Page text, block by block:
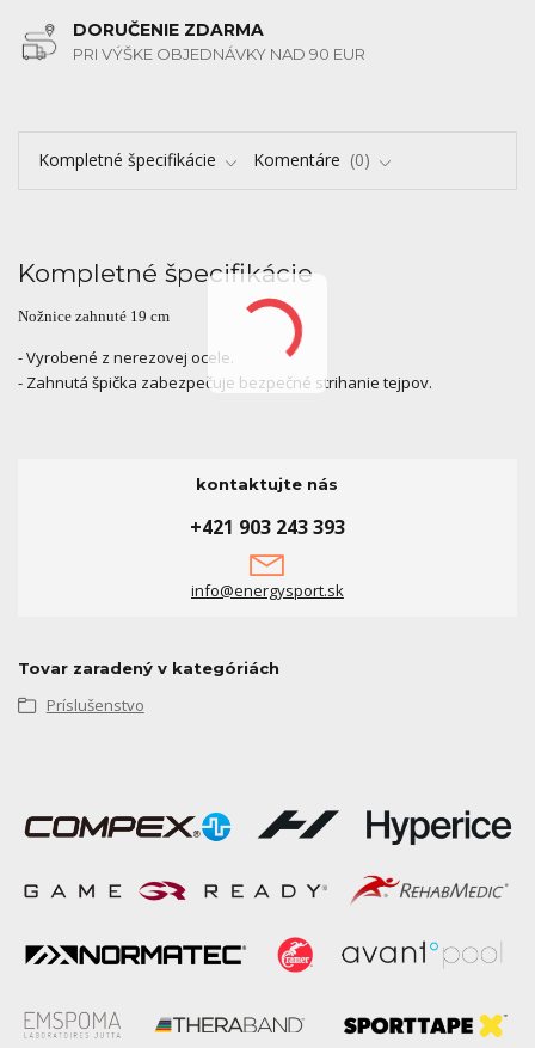
DORUČENIE ZDARMA
PRI VÝŠKE OBJEDNÁVKY NAD 90 EUR
Kompletné špecifikácie Komentáre 0
Kompletné špecifikácie
Nožnice zahnuté 19 cm
- Vyrobené z nerezovej ocele.
- Zahnutá špička zabezpečuje bezpečné strihanie tejpov.
kontaktujte nás
+421 903 243 393
info@energysport.sk
Tovar zaradený v kategóriách
Príslušenstvo